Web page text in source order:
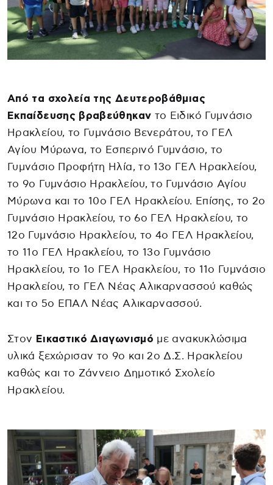
Από τα σχολεία της Δευτεροβάθμιας
Εκπαίδευσης βραβεύθηκαν το Ειδικό Γυμνάσιο
Ηρακλείου, το Γυμνάσιο Βενεράτου, το ΓΕΛ
Αγίου Μύρωνα, το Εσπερινό Γυμνάσιο, το
Γυμνάσιο Προφήτη Ηλία, το 13ο ΓΕΛ Ηρακλείου,
το 9ο Γυμνάσιο Ηρακλείου, το Γυμνάσιο Αγίου
Μύρωνα και το 10ο ΓΕΛ Ηρακλείου. Επίσης, το 2ο
Γυμνάσιο Ηρακλείου, το 6ο ΓΕΛ Ηρακλείου, το
12ο Γυμνάσιο Ηρακλείου, το 4ο ΓΕΛ Ηρακλείου,
το 11ο ΓΕΛ Ηρακλείου, το 13ο Γυμνάσιο
Ηρακλείου, το 1ο ΓΕΛ Ηρακλείου, το 11ο Γυμνάσιο
Ηρακλείου, το ΓΕΛ Νέας Αλικαρνασσού καθώς
και το 5ο ΕΠΑΛ Νέας Αλικαρνασσού.
Στον Εικαστικό Διαγωνισμό με ανακυκλώσιμα
υλικά ξεχώρισαν το 9ο και 2ο Δ.Σ. Ηρακλείου
καθώς και το Ζάννειο Δημοτικό Σχολείο
Ηρακλείου.